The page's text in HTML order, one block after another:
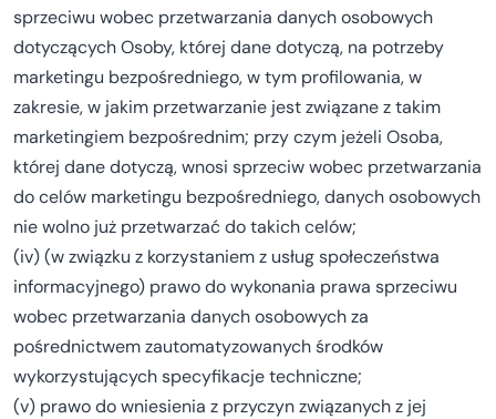
sprzeciwu wobec przetwarzania danych osobowych
dotyczących Osoby, której dane dotyczą, na potrzeby
marketingu bezpośredniego, w tym profilowania, w
zakresie, w jakim przetwarzanie jest związane z takim
marketingiem bezpośrednim; przy czym jeżeli Osoba,
której dane dotyczą, wnosi sprzeciw wobec przetwarzania
do celów marketingu bezpośredniego, danych osobowych
nie wolno już przetwarzać do takich celów;
(iv) (w związku z korzystaniem z usług społeczeństwa
informacyjnego) prawo do wykonania prawa sprzeciwu
wobec przetwarzania danych osobowych za
pośrednictwem zautomatyzowanych środków
wykorzystujących specyfikacje techniczne;
(v) prawo do wniesienia z przyczyn związanych z jej